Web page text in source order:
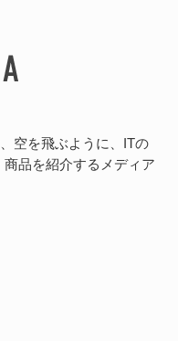
空を飛ぶように、ITの
品を紹介するメディア